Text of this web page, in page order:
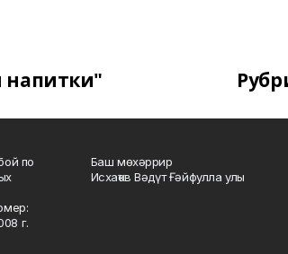
напитки"
по
г.
Баш мөхәррир
Исхаҡов Вәдүт Ғәйфулла улы